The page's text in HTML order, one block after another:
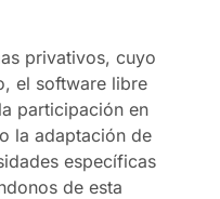
privativos, cuyo
el software libre
participación en
la adaptación de
específicas
de esta